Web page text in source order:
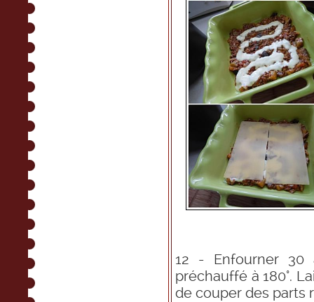
12 - Enfourner
préchauffé à 180°.
de couper des parts